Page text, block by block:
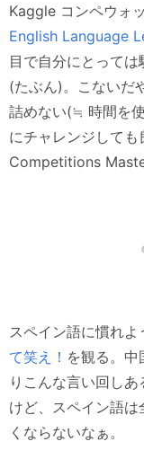
Kaggle コンペウォ
English Language
目で自分にとって
(たぶん)。こないだ
詰めない(≒ 時間を
にチャレンジして
Competitions
スペイン語に慣れ
て笑え！ を観る。
りこんな言い回し
けど、スペイン語
くならないなぁ。